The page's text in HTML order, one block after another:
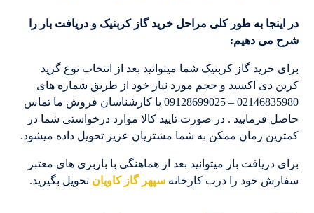
در اینجا به طور کلی مراحل خرید گاز کربنیک و دریافت بار را
شرح می دهیم:
برای خرید گاز کربنیک شما میتوانید بعد از انتخاب نوع گرید
کربن دی اکسید و حجم مورد نیاز خود از طریق شماره های
02146835980 – 09128699025 با کارشناسان فروش ما تماس
حاصل فرمایید . در صورت تایید کالا موارد درخواستی شما در
کمترین زمان ممکن به شما مشتریان عزیز تحویل داده میشود.
برای دریافت بار میتوانید بعد از هماهنگی با باربری های معتبر
سفارش خود را درب کارخانه سپهر گاز کاویان تحویل بگیرید.